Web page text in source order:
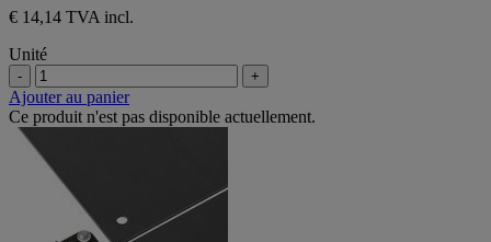
€ 14,14 TVA incl.
Unité
- +
Ajouter au panier
Ce produit n'est pas disponible actuellement.